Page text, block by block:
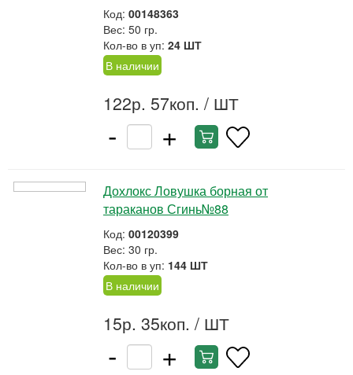
Код: 00148363
Вес: 50 гр.
Кол-во в уп: 24 ШТ
В наличии
122р. 57коп. / ШТ
- +
Дохлокс Ловушка борная от
тараканов Сгинь№88
Код: 00120399
Вес: 30 гр.
Кол-во в уп: 144 ШТ
В наличии
15р. 35коп. / ШТ
- +